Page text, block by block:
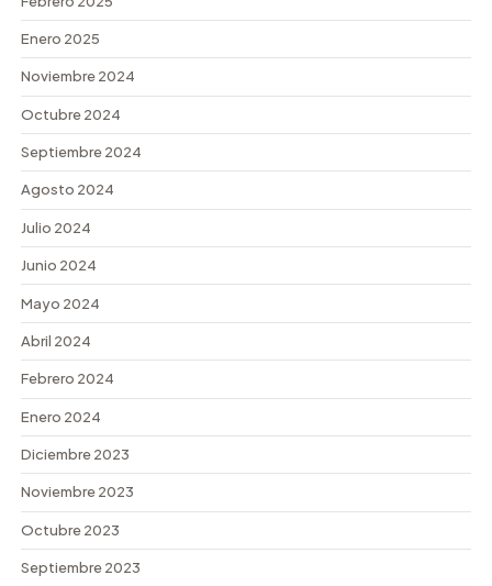
Enero 2025
Noviembre 2024
Octubre 2024
Septiembre 2024
Agosto 2024
Julio 2024
Junio 2024
Mayo 2024
Abril 2024
Febrero 2024
Enero 2024
Diciembre 2023
Noviembre 2023
Octubre 2023
Septiembre 2023